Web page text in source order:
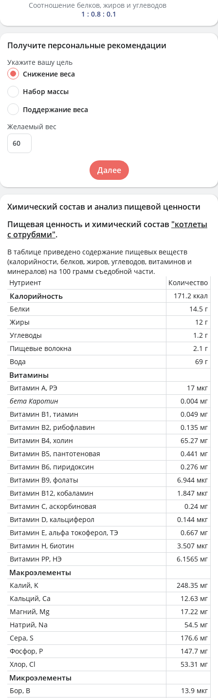
Химический состав и анализ пищевой ценности
Пищевая ценность и химический состав "котлеты
с отрубями".
В таблице приведено содержание пищевых веществ
(калорийности, белков, жиров, углеводов, витаминов и
минералов) на 100 грамм съедобной части.
Нутриент
Количество
Калорийность
171.2 ккал
Белки
14.5 г
Жиры
12 г
Углеводы
1.2 г
Пищевые волокна
2.1 г
Вода
69 г
Витамины
Витамин А, РЭ
17 мкг
бета Каротин
0.004 мг
Витамин В1, тиамин
0.049 мг
Витамин В2, рибофлавин
0.135 мг
Витамин В4, холин
65.27 мг
Витамин В5, пантотеновая
0.441 мг
Витамин В6, пиридоксин
0.276 мг
Витамин В9, фолаты
6.944 мкг
Витамин В12, кобаламин
1.847 мкг
Витамин C, аскорбиновая
0.24 мг
Витамин D, кальциферол
0.144 мкг
Витамин Е, альфа токоферол, ТЭ
0.667 мг
Витамин Н, биотин
3.507 мкг
Витамин РР, НЭ
6.1565 мг
Макроэлементы
Калий, K
248.35 мг
Кальций, Ca
12.63 мг
Магний, Mg
17.22 мг
Натрий, Na
54.5 мг
Сера, S
176.6 мг
Фосфор, P
147.7 мг
Хлор, Cl
53.31 мг
Микроэлементы
Бор, B 13.9 мкг
Соотношение белков, жиров и углеводов
1 : 0.8 : 0.1
Получите персональные рекомендации
Укажите вашу цель
Снижение веса
Набор массы
Поддержание веса
Желаемый вес
Далее